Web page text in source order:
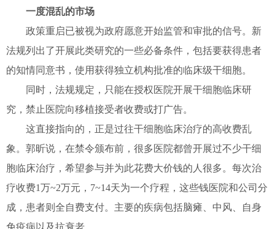
一度混乱的市场
政策重启已被视为政府愿意开始监管和审批的信号。新
法规列出了开展此类研究的一些必备条件，包括要获得患者
的知情同意书，使用获得独立机构批准的临床级干细胞。
同时，法规规定，只能在授权医院开展干细胞临床研
究，禁止医院向移植接受者收费或打广告。
这直接指向的，正是过往干细胞临床治疗的高收费乱
象。郭昕说，在禁令颁布前，很多医院都曾开展过不少干细
胞临床治疗，希望参与并为此花费大价钱的人很多。每次治
疗收费1万~2万元，7~14天为一个疗程，这些钱医院和公司分
成，患者则全自费支付。主要的疾病包括脑瘫、中风、自身